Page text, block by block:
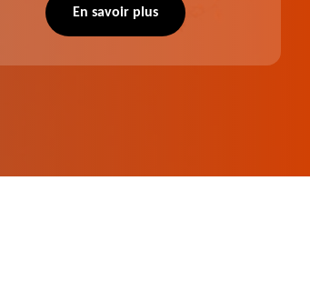
notre intervention, votre espace vert sera
En savoir plus